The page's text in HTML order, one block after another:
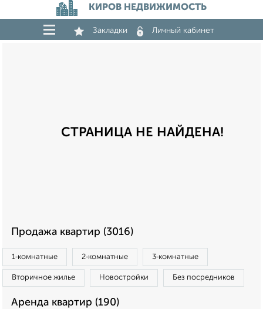
КИРОВ НЕДВИЖИМОСТЬ
Закладки Личный кабинет
СТРАНИЦА НЕ НАЙДЕНА!
Продажа квартир (3016)
1‑комнатные 2‑комнатные 3‑комнатные
Вторичное жилье Новостройки Без посредников
Аренда квартир (190)